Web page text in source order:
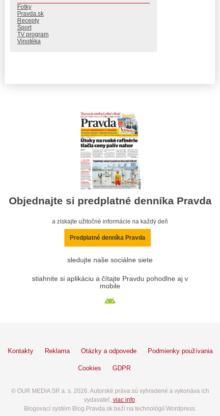
Fotky
Pravda.sk
Recepty
Šport
TV program
Vinotéka
Objednajte si predplatné denníka Pravda
a získajte užitočné informácie na každý deň
Predplatné denníka Pravda
sledujte naše sociálne siete
stiahnite si aplikáciu a čítajte Pravdu pohodlne aj v
mobile
Kontakty Reklama Otázky a odpovede Podmienky používania
Cookies GDPR
© OUR MEDIA SR a. s. 2026. Autorské práva sú vyhradené a vykonáva ich
vydavateľ, viac info.
Blogovací systém Blog.Pravda.sk beží na technológií Wordpress.